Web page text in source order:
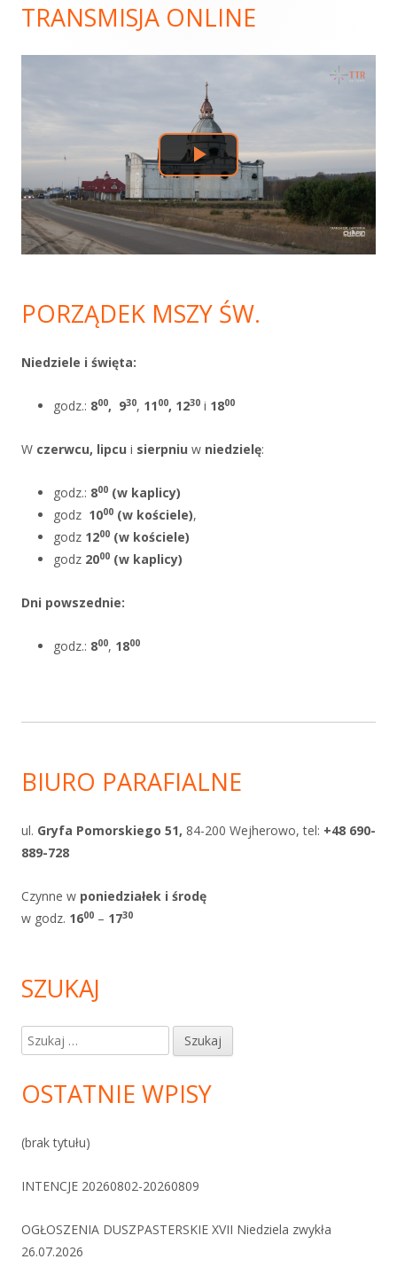
Główny
panel
boczny
TRANSMISJA ONLINE
PORZĄDEK MSZY ŚW.
Niedziele i święta:
godz.: 800, 930, 11 00, 1230 i 1800
W czerwcu, lipcu i sierpniu w niedzielę:
godz.: 800 (w kaplicy)
godz 1000 (w kościele),
godz 1200 (w kościele)
godz 2000 (w kaplicy)
Dni powszednie:
godz.: 800, 1800
BIURO PARAFIALNE
ul. Gryfa Pomorskiego 51, 84-200 Wejherowo, tel: +48 690-
889-728
Czynne w poniedziałek i środę
w godz. 1600 – 1730
SZUKAJ
Szukaj:
OSTATNIE WPISY
(brak tytułu)
INTENCJE 20260802-20260809
OGŁOSZENIA DUSZPASTERSKIE XVII Niedziela zwykła
26.07.2026